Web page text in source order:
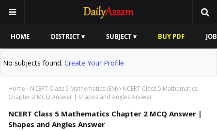
HOME DISTRICT ▾ SUBJECT ▾ BUY PDF
No subjects found. Create Your Profile
Home NCERT Class 5 Mathematics (EM)
NCERT Class 5 Mathematics
Chapter 2 MCQ Answer | Shapes and Angles Answer
NCERT Class 5 Mathematics Chapter 2 MCQ Answer |
Shapes and Angles Answer